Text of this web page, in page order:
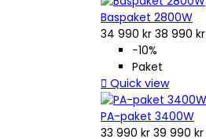
Baspaket 2800W
34 990 kr 38 990 kr
−10%
Paket
 Quick view
PA-paket 3400W
33 990 kr 39 990 kr